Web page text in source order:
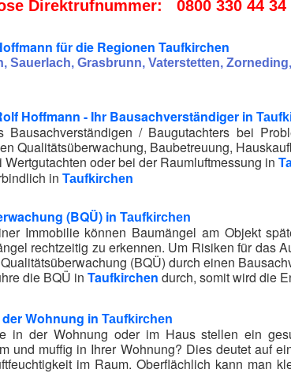
Direktrufnummer: 0800 330 44 34
für die Regionen Taufkirchen
Sauerlach, Grasbrunn, Vaterstetten,
Hoffmann - Ihr Bausachverständiger in
/ Baugutachters bei
Qualitätsüberwachung, Baubetreuung,
oder bei der Raumluftmessung in
in Taufkirchen
(BQÜ) in Taufkirchen
Immobilie können Baumängel am Objekt
rechtzeitig zu erkennen. Um Risiken für das
(BQÜ) durch einen
die BQÜ in Taufkirchen durch, somit wird die
Wohnung in Taufkirchen
in der Wohnung oder im Haus stellen ein
und muffig in Ihrer Wohnung? Dies deutet auf
im Raum. Oberflächlich kann man